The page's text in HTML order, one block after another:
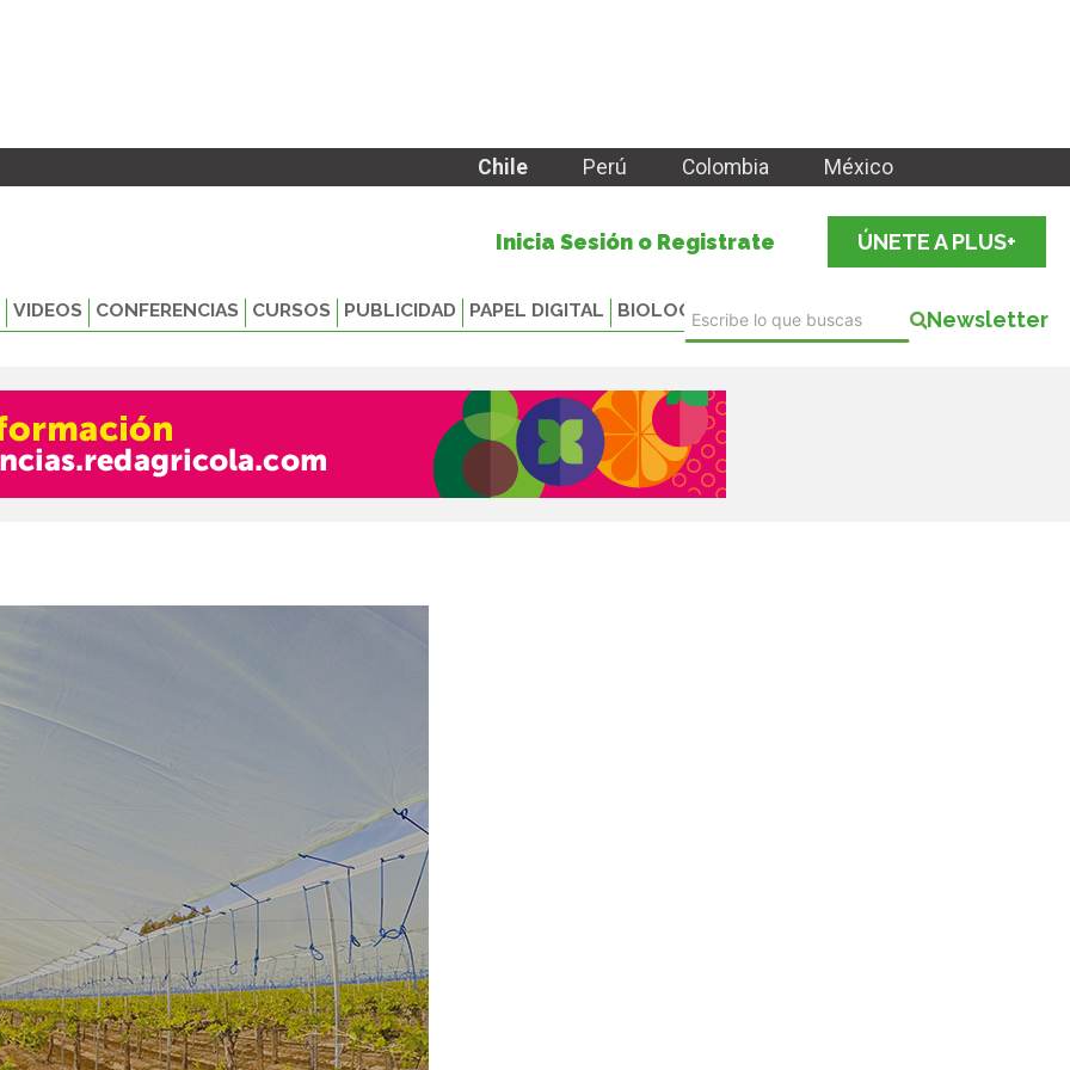
Chile Perú Colombia México
Inicia Sesión o Registrate ÚNETE A PLUS+
VIDEOS CONFERENCIAS CURSOS PUBLICIDAD PAPEL DIGITAL BIOLOGICALS Newsletter